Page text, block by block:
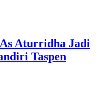
Aturridha Jadi
Taspen